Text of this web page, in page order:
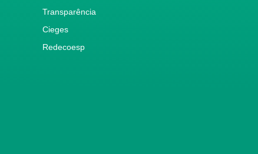
Transparência
Cieges
Redecoesp